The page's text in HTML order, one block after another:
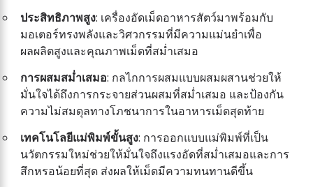
ประสิทธิภาพสูง: เครื่องอัดเม็ดอาหารสัตว์มาพร้อมกับ
มอเตอร์ทรงพลังและวิศวกรรมที่มีความแม่นยำเพื่อ
ผลผลิตสูงและคุณภาพเม็ดที่สม่ำเสมอ
การผสมสม่ำเสมอ: กลไกการผสมแบบผสมผสานช่วยให้
มั่นใจได้ถึงการกระจายส่วนผสมที่สม่ำเสมอ และป้องกัน
ความไม่สมดุลทางโภชนาการในอาหารเม็ดสุดท้าย
เทคโนโลยีแม่พิมพ์ขั้นสูง: การออกแบบแม่พิมพ์ที่เป็น
นวัตกรรมใหม่ช่วยให้มั่นใจถึงแรงอัดที่สม่ำเสมอและการ
สึกหรอน้อยที่สุด ส่งผลให้เม็ดมีความทนทานดีขึ้น